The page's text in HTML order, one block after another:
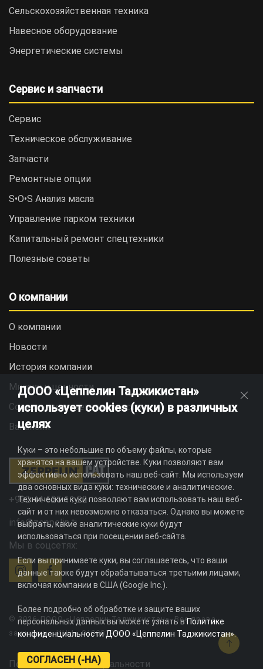
Сельскохозяйственная техника
Навесное оборудование
Энергетические системы
Сервис и запчасти
Сервис
Техническое обслуживание
Запчасти
Ремонтные опции
S•O•S Анализ масла
Управление парком техники
Капитальный ремонт спецтехники
Полезные советы
О компании
О компании
Новости
История компании
Миссия и ценности
Социальная ответственность
Вакансии
+992 44 625 11 22
info@zeppelin.tj
Мы в соцсетях:
© 2026 ДООО «Цеппелин Таджикистан». Все права
защищены. ИНН - 010082996
Политика конфиденциальности
ДООО «Цеппелин Таджикистан»
использует cookies (куки) в различных
целях
Куки – это небольшие по объему файлы, которые
хранятся на вашем устройстве. Куки позволяют вам
эффективно использовать наш веб-сайт. Мы используем
два основных вида куки: технические и аналитические.
Технические куки позволяют вам использовать наш веб-
сайт и от них невозможно отказаться. Однако вы можете
выбрать, какие аналитические куки будут
использоваться при посещении веб-сайта.
Если вы принимаете куки, вы соглашаетесь, что ваши
данные также будут обрабатываться третьими лицами,
включая компании в США (Google Inc.).
Более подробно об обработке и защите ваших
персональных данных вы можете узнать вПолитике
конфиденциальности ДООО «Цеппелин Таджикистан».
СОГЛАСЕН (-НА)